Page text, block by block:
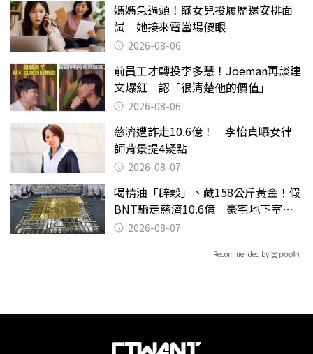
媽媽急過頭！瞞女兒投履歷還安排面
試 她接來電當場傻眼
2026-08-06
前員工才轉投李多慧！Joeman再談建
文爆紅 認「很清楚他的價值」
2026-08-06
慈濟遭詐走10.6億！ 李怡貞曝女律
師背景提4疑點
2026-08-07
喝精油「辟穀」、藏158公斤黃金！假
BNT騙走慈濟10.6億 豪宅地下室竟
挖出乾鮑金庫
2026-08-07
Recommended by